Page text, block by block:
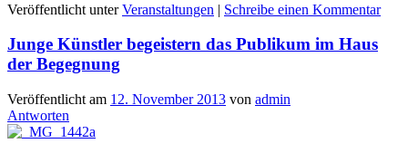
Veröffentlicht unter Veranstaltungen | Schreibe einen Kommentar
Junge Künstler begeistern das Publikum im Haus
der Begegnung
Veröffentlicht am 12. November 2013 von admin
Antworten